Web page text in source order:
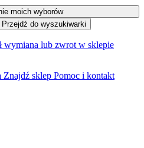
moich wyborów
Przejdź do wyszukiwarki
wymiana lub zwrot w sklepie
Znajdź sklep Pomoc i kontakt